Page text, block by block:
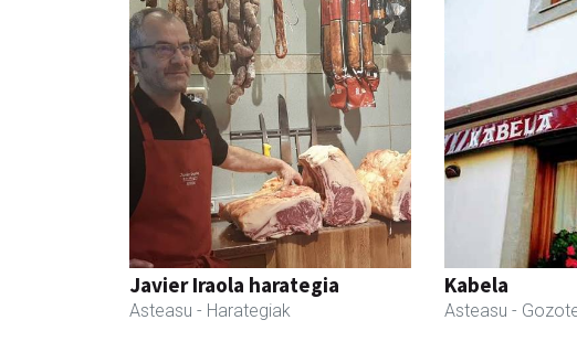
Javier Iraola harategia
Asteasu - Harategiak
Kabela
Asteasu -